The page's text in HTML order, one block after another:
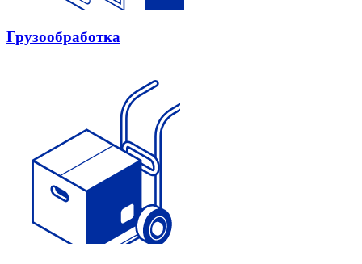
Грузообработка